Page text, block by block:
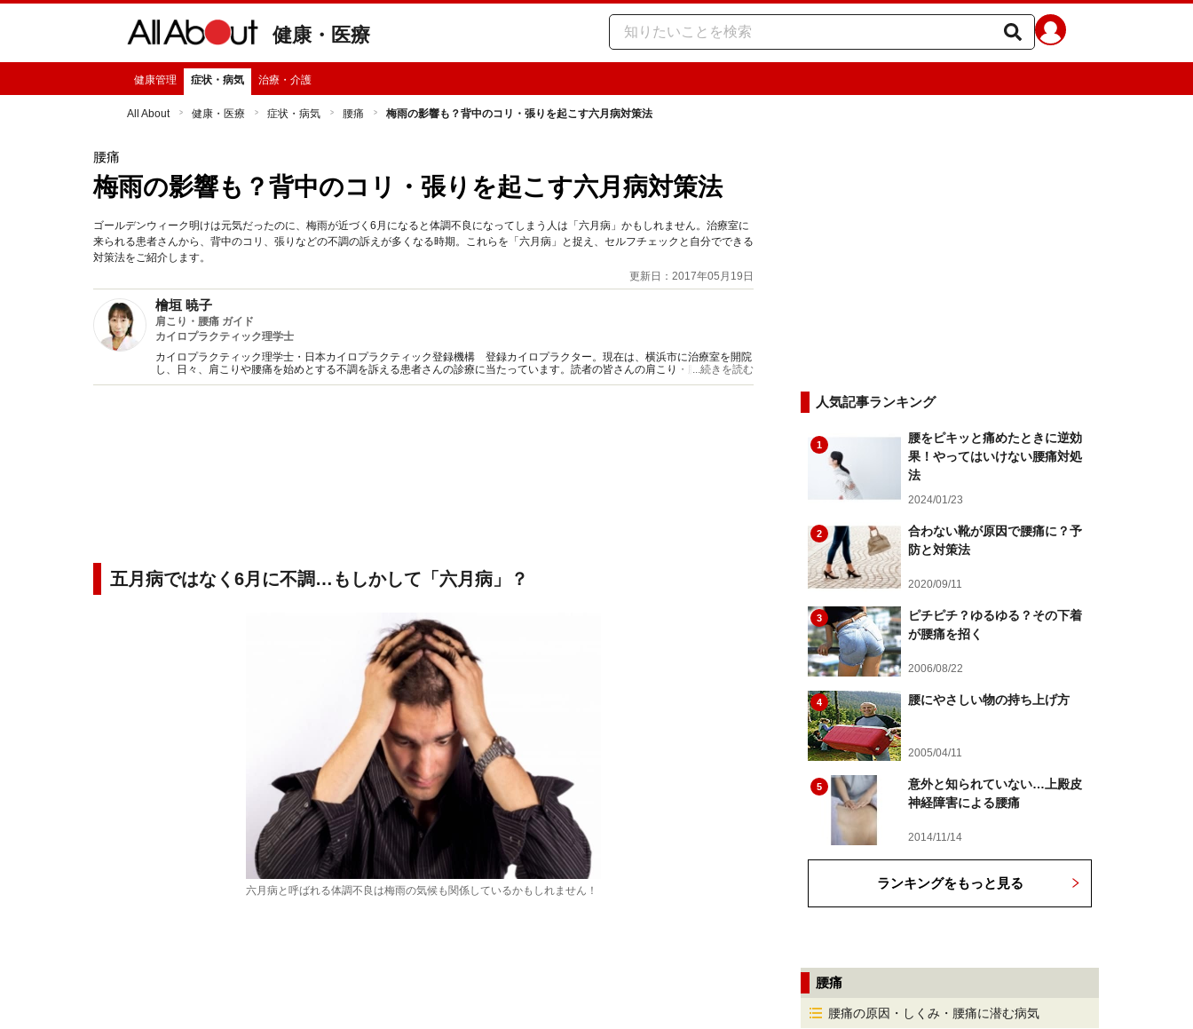
健康・医療
健康管理 症状・病気 治療・介護
All About 健康・医療 症状・病気 腰痛 梅雨の影響も？背中のコリ・張りを起こす六月病対策法
腰痛
梅雨の影響も？背中のコリ・張りを起こす六月病対策法
ゴールデンウィーク明けは元気だったのに、梅雨が近づく6月になると体調不良になってしまう人は「六月病」かもしれません。治療室に
来られる患者さんから、背中のコリ、張りなどの不調の訴えが多くなる時期。これらを「六月病」と捉え、セルフチェックと自分でできる
対策法をご紹介します。
更新日：2017年05月19日
檜垣 暁子
肩こり・腰痛 ガイド
カイロプラクティック理学士
カイロプラクティック理学士・日本カイロプラクティック登録機構 登録カイロプラクター。現在は、横浜市に治療室を開院
し、日々、肩こりや腰痛を始めとする不調を訴える患者さんの診療に当たっています。読者の皆さんの肩こり・腰痛の緩和や
予防に役立つよう、詳しい情報をお伝えしていきます。
...続きを読む
五月病ではなく6月に不調…もしかして「六月病」？
六月病と呼ばれる体調不良は梅雨の気候も関係しているかもしれません！
人気記事ランキング
1
腰をピキッと痛めたときに逆効
果！やってはいけない腰痛対処
法
2024/01/23
2
合わない靴が原因で腰痛に？予
防と対策法
2020/09/11
3
ピチピチ？ゆるゆる？その下着
が腰痛を招く
2006/08/22
4 腰にやさしい物の持ち上げ方
2005/04/11
5
意外と知られていない…上殿皮
神経障害による腰痛
2014/11/14
ランキングをもっと見る
腰痛
腰痛の原因・しくみ・腰痛に潜む病気